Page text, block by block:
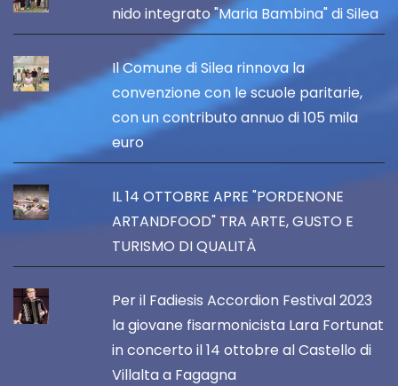
nido integrato "Maria Bambina" di Silea
Il Comune di Silea rinnova la
convenzione con le scuole paritarie,
con un contributo annuo di 105 mila
euro
IL 14 OTTOBRE APRE "PORDENONE
ARTANDFOOD" TRA ARTE, GUSTO E
TURISMO DI QUALITÀ
Per il Fadiesis Accordion Festival 2023
la giovane fisarmonicista Lara Fortunat
in concerto il 14 ottobre al Castello di
Villalta a Fagagna